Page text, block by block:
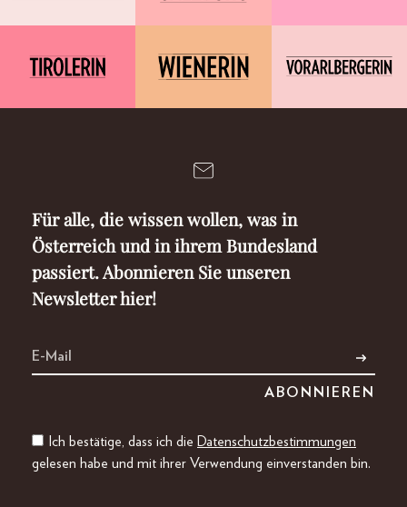
Für alle, die wissen wollen, was in
Österreich und in ihrem Bundesland
passiert. Abonnieren Sie unseren
Newsletter hier!
Ich bestätige, dass ich die Datenschutzbestimmungen
gelesen habe und mit ihrer Verwendung einverstanden bin.